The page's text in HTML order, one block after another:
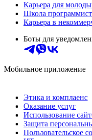
Карьера для
Школа
Карьера в
Боты для
Мобильное приложение
Этика и комплаенс
Оказание услуг
Использование
Защита
Пользовательское